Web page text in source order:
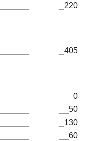
220
405
0
50
130
60